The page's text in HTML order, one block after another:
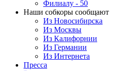
Филиалу - 50
Наши собкоры сообщают
Из Новосибирска
Из Москвы
Из Калифорнии
Из Германии
Из Интернета
Пресса